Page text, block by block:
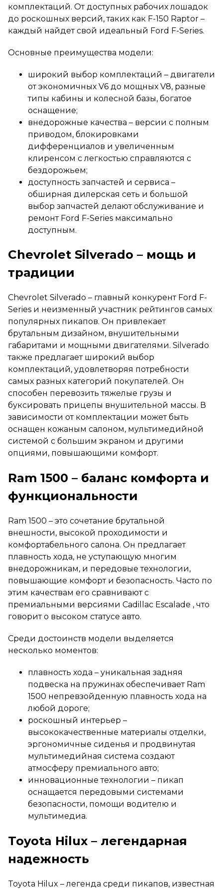
комплектаций. От доступных рабочих лошадок
до роскошных версий, таких как F-150 Raptor –
каждый найдет свой идеальный Ford F-Series.
Основные преимущества модели:
широкий выбор комплектаций – двигатели
от экономичных V6 до мощных V8, разные
типы кабины и колесной базы, богатое
оснащение;
внедорожные качества – версии с полным
приводом, блокировками
дифференциалов и увеличенным
клиренсом с легкостью справляются с
бездорожьем;
доступность запчастей и сервиса –
обширная дилерская сеть и большой
выбор запчастей делают обслуживание и
ремонт Ford F-Series максимально
доступным.
Chevrolet Silverado – мощь и
традиции
Chevrolet Silverado – главный конкурент Ford F-
Series и неизменный участник рейтингов самых
популярных пикапов. Он привлекает
брутальным дизайном, внушительными
габаритами и мощными двигателями. Silverado
также предлагает широкий выбор
комплектаций, удовлетворяя потребности
самых разных категорий покупателей. Он
способен перевозить тяжелые грузы и
буксировать прицепы внушительной массы. В
зависимости от комплектации может быть
оснащен кожаным салоном, мультимедийной
системой с большим экраном и другими
опциями, повышающими комфорт.
Ram 1500 – баланс комфорта и
функциональности
Ram 1500 – это сочетание брутальной
внешности, высокой проходимости и
комфортабельного салона. Он предлагает
плавность хода, не уступающую многим
внедорожникам, и передовые технологии,
повышающие комфорт и безопасность. Часто по
этим качествам его сравнивают с
премиальными версиями Cadillac Escalade , что
говорит о высоком статусе авто.
Среди достоинств модели выделяется
несколько моментов:
плавность хода – уникальная задняя
подвеска на пружинах обеспечивает Ram
1500 непревзойденную плавность хода на
любой дороге;
роскошный интерьер –
высококачественные материалы отделки,
эргономичные сиденья и продвинутая
мультимедийная система создают
атмосферу премиального авто;
инновационные технологии – пикап
оснащается передовыми системами
безопасности, помощи водителю и
мультимедиа.
Toyota Hilux – легендарная
надежность
Toyota Hilux – легенда среди пикапов, известная